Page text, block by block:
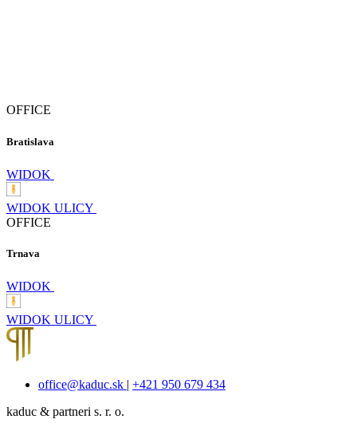
OFFICE
Bratislava
WIDOK
WIDOK ULICY
OFFICE
Trnava
WIDOK
WIDOK ULICY
office@kaduc.sk | +421 950 679 434
kaduc & partneri s. r. o.